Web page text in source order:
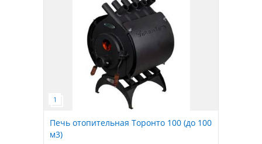
Печь отопительная Торонто 100 (до 100
м3)